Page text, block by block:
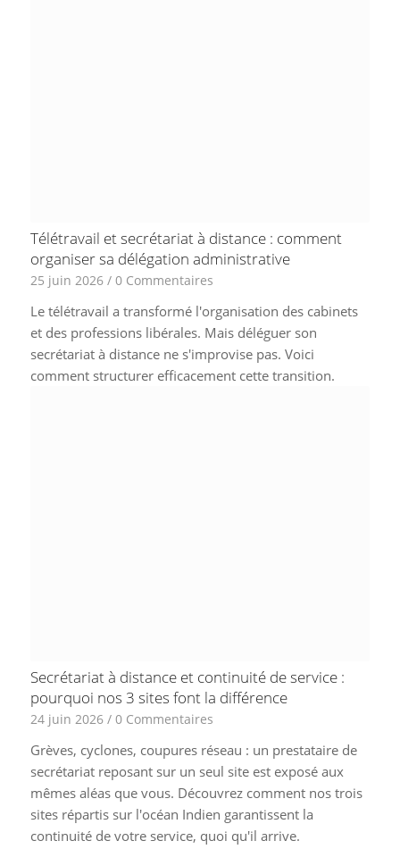
Télétravail et secrétariat à distance : comment
organiser sa délégation administrative
25 juin 2026 / 0 Commentaires
Le télétravail a transformé l'organisation des cabinets
et des professions libérales. Mais déléguer son
secrétariat à distance ne s'improvise pas. Voici
comment structurer efficacement cette transition.
Secrétariat à distance et continuité de service :
pourquoi nos 3 sites font la différence
24 juin 2026 / 0 Commentaires
Grèves, cyclones, coupures réseau : un prestataire de
secrétariat reposant sur un seul site est exposé aux
mêmes aléas que vous. Découvrez comment nos trois
sites répartis sur l'océan Indien garantissent la
continuité de votre service, quoi qu'il arrive.